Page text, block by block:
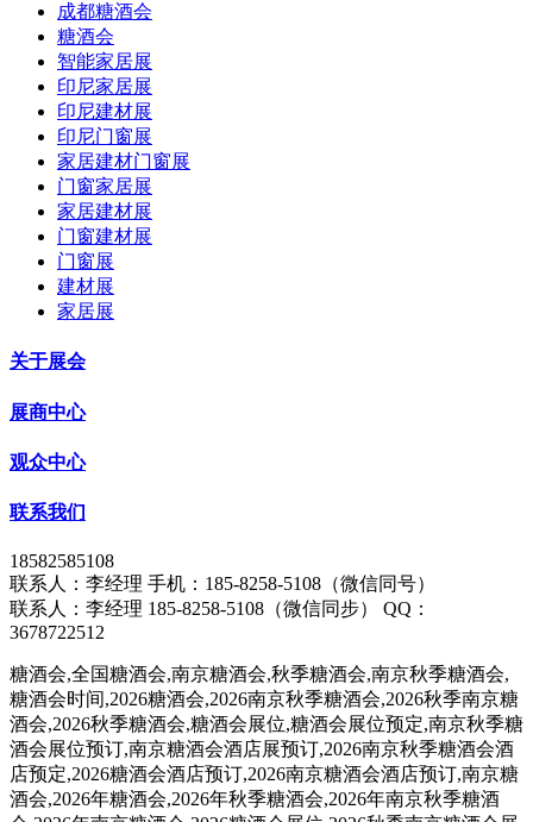
成都糖酒会
糖酒会
智能家居展
印尼家居展
印尼建材展
印尼门窗展
家居建材门窗展
门窗家居展
家居建材展
门窗建材展
门窗展
建材展
家居展
关于展会
展商中心
观众中心
联系我们
18582585108
联系人：李经理 手机：185-8258-5108（微信同号）
联系人：李经理 185-8258-5108（微信同步） QQ：
3678722512
糖酒会,全国糖酒会,南京糖酒会,秋季糖酒会,南京秋季糖酒会,
糖酒会时间,2026糖酒会,2026南京秋季糖酒会,2026秋季南京糖
酒会,2026秋季糖酒会,糖酒会展位,糖酒会展位预定,南京秋季糖
酒会展位预订,南京糖酒会酒店展预订,2026南京秋季糖酒会酒
店预定,2026糖酒会酒店预订,2026南京糖酒会酒店预订,南京糖
酒会,2026年糖酒会,2026年秋季糖酒会,2026年南京秋季糖酒